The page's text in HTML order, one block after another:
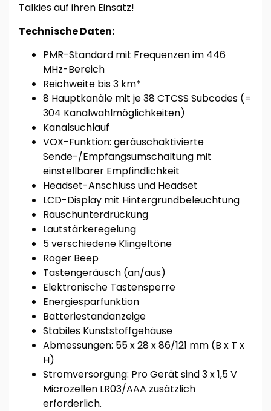
Talkies auf ihren Einsatz!
Technische Daten:
PMR-Standard mit Frequenzen im 446
MHz-Bereich
Reichweite bis 3 km*
8 Hauptkanäle mit je 38 CTCSS Subcodes (=
304 Kanalwahlmöglichkeiten)
Kanalsuchlauf
VOX-Funktion: geräuschaktivierte
Sende-/Empfangsumschaltung mit
einstellbarer Empfindlichkeit
Headset-Anschluss und Headset
LCD-Display mit Hintergrundbeleuchtung
Rauschunterdrückung
Lautstärkeregelung
5 verschiedene Klingeltöne
Roger Beep
Tastengeräusch (an/aus)
Elektronische Tastensperre
Energiesparfunktion
Batteriestandanzeige
Stabiles Kunststoffgehäuse
Abmessungen: 55 x 28 x 86/121 mm (B x T x
H)
Stromversorgung: Pro Gerät sind 3 x 1,5 V
Microzellen LR03/AAA zusätzlich
erforderlich.